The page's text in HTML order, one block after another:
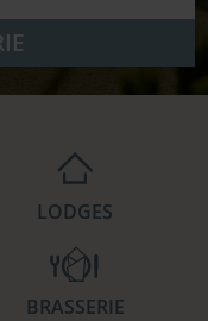
LODGES
BRASSERIE